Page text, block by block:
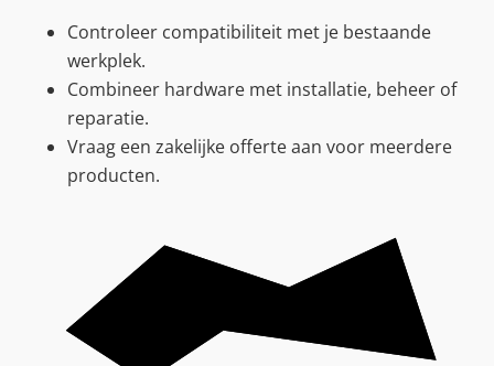
Controleer compatibiliteit met je bestaande
werkplek.
Combineer hardware met installatie, beheer of
reparatie.
Vraag een zakelijke offerte aan voor meerdere
producten.